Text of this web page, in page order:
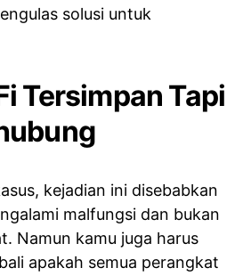
solusi untuk
Tersimpan Tapi
kejadian ini disebabkan
malfungsi dan bukan
Namun kamu juga harus
apakah semua perangkat